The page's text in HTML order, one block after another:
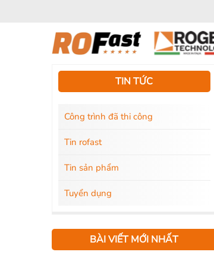
TIN TỨC
Công trình đã thi công
Tin rofast
Tin sản phẩm
Tuyển dụng
BÀI VIẾT MỚI NHẤT